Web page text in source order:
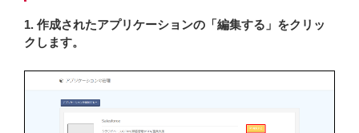
1. 作成されたアプリケーションの「編集する」をクリッ
クします。